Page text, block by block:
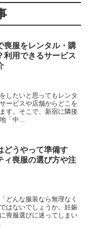
喪服をレンタル・購
利用できるサービス
したいと思ってもレンタ
ービスや店舗からどこを
す。そこで、新宿に隣接
「中...
どうやって準備す
ィ喪服の選び方や注
どんな服装なら無理なく
はないでしょうか。妊娠
喪服選びに迷ってしまい